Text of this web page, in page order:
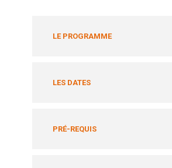
LE PROGRAMME
LES DATES
PRÉ-REQUIS